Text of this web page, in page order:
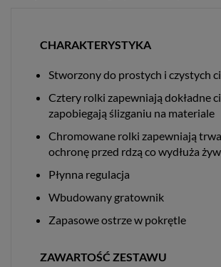
CHARAKTERYSTYKA
Stworzony do prostych i czystych
Cztery rolki zapewniają dokładne
zapobiegają ślizganiu na materiale
Chromowane rolki zapewniają
ochronę przed rdzą co wydłuża
Płynna regulacja
Wbudowany gratownik
Zapasowe ostrze w pokrętle
ZAWARTOŚĆ ZESTAWU